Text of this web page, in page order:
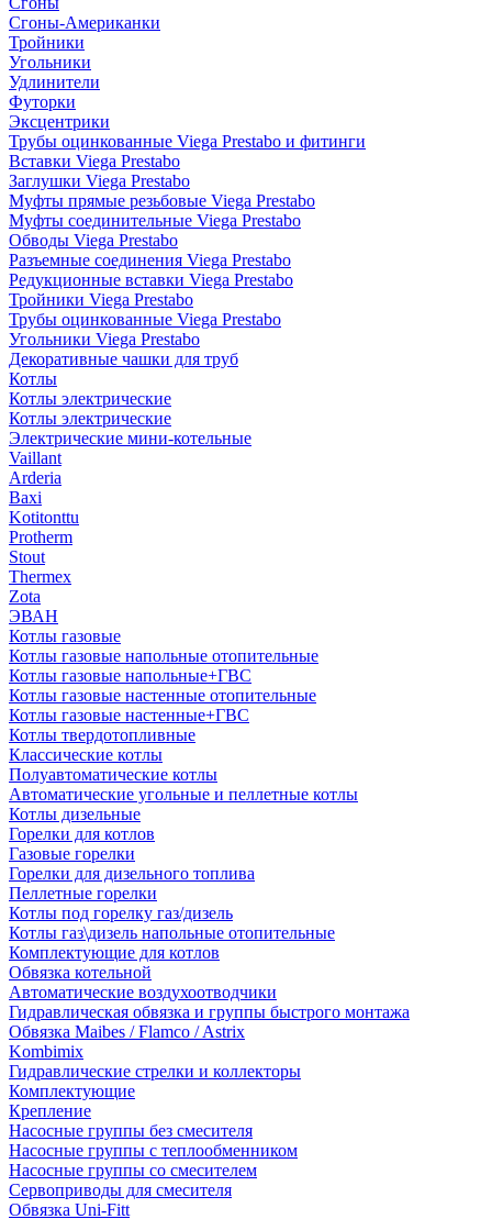
Сгоны-Американки
Тройники
Угольники
Удлинители
Футорки
Эксцентрики
Трубы оцинкованные Viega Prestabo и фитинги
Вставки Viega Prestabo
Заглушки Viega Prestabo
Муфты прямые резьбовые Viega Prestabo
Муфты соединительные Viega Prestabo
Обводы Viega Prestabo
Разъемные соединения Viega Prestabo
Редукционные вставки Viega Prestabo
Тройники Viega Prestabo
Трубы оцинкованные Viega Prestabo
Угольники Viega Prestabo
Декоративные чашки для труб
Котлы
Котлы электрические
Котлы электрические
Электрические мини-котельные
Vaillant
Arderia
Baxi
Kotitonttu
Protherm
Stout
Thermex
Zota
ЭВАН
Котлы газовые
Котлы газовые напольные отопительные
Котлы газовые напольные+ГВС
Котлы газовые настенные отопительные
Котлы газовые настенные+ГВС
Котлы твердотопливные
Классические котлы
Полуавтоматические котлы
Автоматические угольные и пеллетные котлы
Котлы дизельные
Горелки для котлов
Газовые горелки
Горелки для дизельного топлива
Пеллетные горелки
Котлы под горелку газ/дизель
Котлы газ\дизель напольные отопительные
Комплектующие для котлов
Обвязка котельной
Автоматические воздухоотводчики
Гидравлическая обвязка и группы быстрого монтажа
Обвязка Maibes / Flamco / Astrix
Kombimix
Гидравлические стрелки и коллекторы
Комплектующие
Крепление
Насосные группы без смесителя
Насосные группы с теплообменником
Насосные группы со смесителем
Сервоприводы для смесителя
Обвязка Uni-Fitt